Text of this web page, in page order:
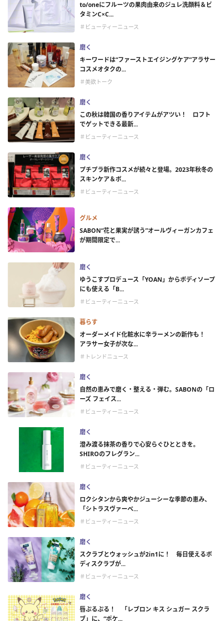
to/oneにフルーツの果肉由来のジュレ洗顔料＆ビ
タミンC×C...
＃ビューティーニュース
磨く
キーワードは“ファーストエイジングケア”アラサー
コスメオタクの...
＃美欲トーク
磨く
この秋は韓国の香りアイテムがアツい！ ロフト
でゲットできる最新...
＃ビューティーニュース
磨く
プチプラ新作コスメが続々と登場。2023年秋冬の
スキンケア＆ボ...
＃ビューティーニュース
グルメ
SABON“花と果実が誘う”オールヴィーガンカフェ
が期間限定で...
磨く
ゆうこすプロデュース「YOAN」からボディソープ
にも使える「B...
＃ビューティーニュース
暮らす
オーダーメイド化粧水に辛ラーメンの新作も！
アラサー女子が次な...
＃トレンドニュース
磨く
自然の恵みで磨く・整える・弾む。SABONの「ロ
ーズ フェイス...
＃ビューティーニュース
磨く
澄み渡る抹茶の香りで心安らぐひとときを。
SHIROのフレグラン...
＃ビューティーニュース
磨く
ロクシタンから爽やかジューシーな季節の恵み、
「シトラスヴァーベ...
＃ビューティーニュース
磨く
スクラブとウォッシュが2in1に！ 毎日使えるボ
ディスクラブが...
＃ビューティーニュース
磨く
唇ぷるぷる！ 「レブロン キス シュガー スクラ
ブ」に、“ポケ...